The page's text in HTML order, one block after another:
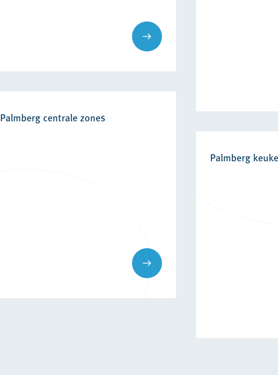
Palmberg centrale zones
Palmberg